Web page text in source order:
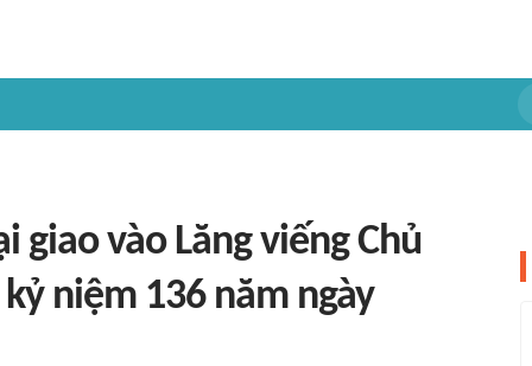
giao vào Lăng viếng Chủ
niệm 136 năm ngày